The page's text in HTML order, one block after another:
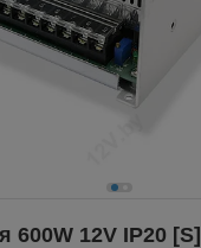
600W 12V IP20 [S]